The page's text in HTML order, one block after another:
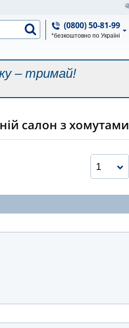
(0800) 50-81-99
*безкоштовно по Україні
– тримай!
салон з хомутами
1